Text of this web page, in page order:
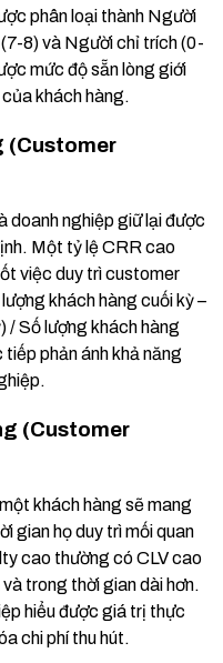
phân loại thành Người
8) và Người chỉ trích (0-
mức độ sẵn lòng giới
khách hàng.
(Customer
doanh nghiệp giữ lại được
Một tỷ lệ CRR cao
việc duy trì customer
khách hàng cuối kỳ –
/ Số lượng khách hàng
phản ánh khả năng
(Customer
khách hàng sẽ mang
gian họ duy trì mối quan
cao thường có CLV cao
trong thời gian dài hơn.
hiểu được giá trị thực
chi phí thu hút.